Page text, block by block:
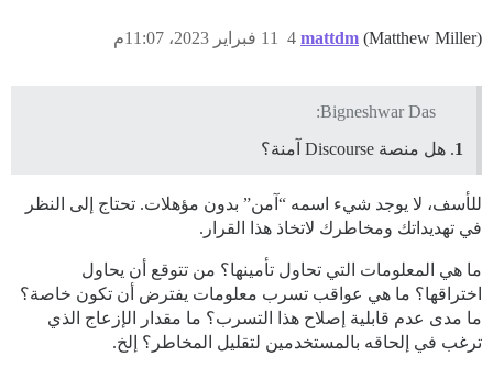
mattdm (Matthew Miller) 11 فبراير 2023، 11:07م 4
Bigneshwar Das:
1. هل منصة Discourse آمنة؟
للأسف، لا يوجد شيء اسمه “آمن” بدون مؤهلات. تحتاج إلى النظر
في تهديداتك ومخاطرك لاتخاذ هذا القرار.
ما هي المعلومات التي تحاول تأمينها؟ من تتوقع أن يحاول
اختراقها؟ ما هي عواقب تسرب معلومات يفترض أن تكون خاصة؟
ما مدى عدم قابلية إصلاح هذا التسرب؟ ما مقدار الإزعاج الذي
ترغب في إلحاقه بالمستخدمين لتقليل المخاطر؟ إلخ.